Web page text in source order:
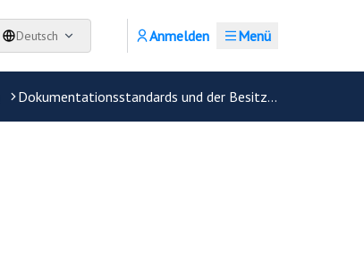
Deutsch Anmelden Menü
Dokumentationsstandards und der Besitznachweis in Sammlungen - ein vergleichender Überblick